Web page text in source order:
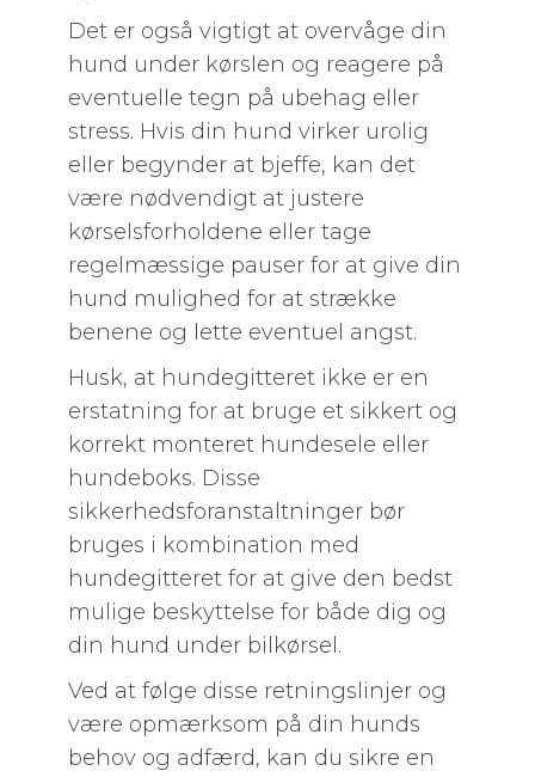
Det er også vigtigt at overvåge din
hund under kørslen og reagere på
eventuelle tegn på ubehag eller
stress. Hvis din hund virker urolig
eller begynder at bjeffe, kan det
være nødvendigt at justere
kørselsforholdene eller tage
regelmæssige pauser for at give din
hund mulighed for at strække
benene og lette eventuel angst.
Husk, at hundegitteret ikke er en
erstatning for at bruge et sikkert og
korrekt monteret hundesele eller
hundeboks. Disse
sikkerhedsforanstaltninger bør
bruges i kombination med
hundegitteret for at give den bedst
mulige beskyttelse for både dig og
din hund under bilkørsel.
Ved at følge disse retningslinjer og
være opmærksom på din hunds
behov og adfærd, kan du sikre en